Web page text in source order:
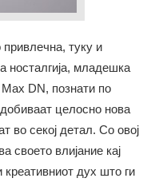
туку и
носталгија, младешка
Max DN, познати по
добиваат целосно нова
во секој детал. Со овој
своето влијание кај
креативниот дух што ги